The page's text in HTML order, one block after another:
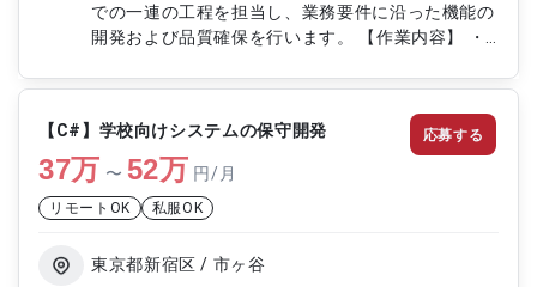
での一連の工程を担当し、業務要件に沿った機能の
開発および品質確保を行います。 【作業内容】 ・
件に基づく機能実装 ・既存機能の改修および不具
合対応 ・単体テストおよび結合テストの実施 ・ド
キュメント作成および更新作業
【C#】学校向けシステムの保守開発
37万 〜 52万 円/月
リモートOK 私服OK
東京都新宿区 / 市ヶ谷
応募する